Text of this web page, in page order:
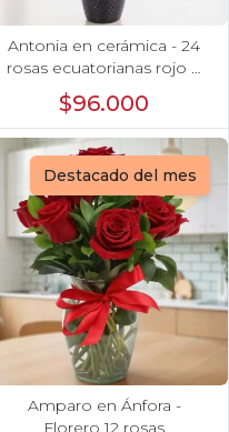
Antonia en cerámica - 24
rosas ecuatorianas rojo e
hypericum
$96.000
Destacado del mes
Amparo en Ánfora -
Florero 12 rosas